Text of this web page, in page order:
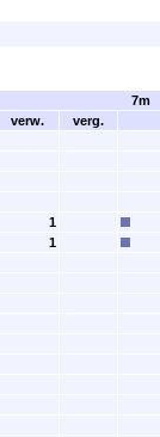
7m
verw. verg.
1
1